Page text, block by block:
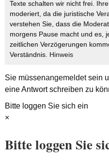
Texte schalten wir nicht frei.
moderiert, da die juristische
verstehen Sie, dass die
morgens Pause macht und es,
zeitlichen Verzögerungen
Verständnis. Hinweis
Sie müssenangemeldetsein
eine Antwort schreiben zu
Bitte loggen Sie sich ein
×
Bitte loggen Sie